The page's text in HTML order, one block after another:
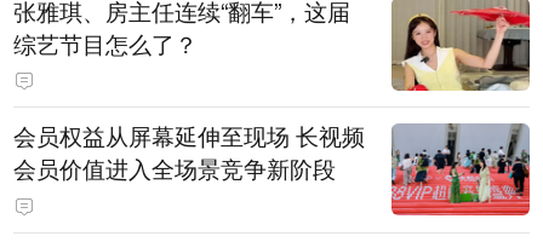
张雅琪、房主任连续“翻车”，这届
综艺节目怎么了？
会员权益从屏幕延伸至现场 长视频
会员价值进入全场景竞争新阶段